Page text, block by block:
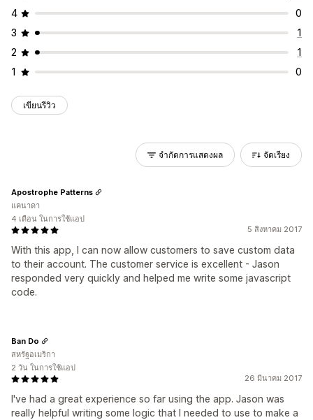
4
0
3
1
2
1
1
0
เขียนรีวิว
จำกัดการแสดงผล จัดเรียง
5 สิงหาคม 2017
With this app, I can now allow customers to save custom data
to their account. The customer service is excellent - Jason
responded very quickly and helped me write some javascript
code.
Apostrophe Patterns
แคนาดา
4 เดือน ในการใช้แอป
26 มีนาคม 2017
I've had a great experience so far using the app. Jason was
really helpful writing some logic that I needed to use to make a
Ban Do
สหรัฐอเมริกา
2 วัน ในการใช้แอป